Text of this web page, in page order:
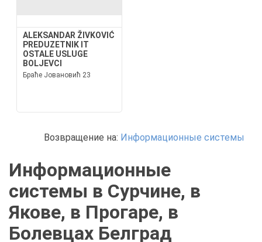
ALEKSANDAR ŽIVKOVIĆ
PREDUZETNIK IT
OSTALE USLUGE
BOLJEVCI
Браће Јовановић 23
Возвращение на: Информационные системы
Информационные
системы в Сурчине, в
Якове, в Прогаре, в
Болевцах Белград